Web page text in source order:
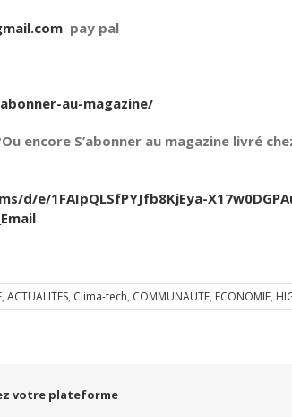
pay pal
au-magazine/
encore S’abonner au magazine livré
e/1FAIpQLSfPYJfb8KjEya-
, ACTUALITES, Clima-tech, COMMUNAUTE, ECONOMIE,
votre plateforme